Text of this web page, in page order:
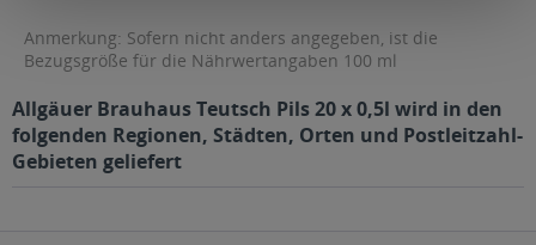
Anmerkung: Sofern nicht anders angegeben, ist die
Bezugsgröße für die Nährwertangaben 100 ml
Allgäuer Brauhaus Teutsch Pils 20 x 0,5l wird in den
folgenden Regionen, Städten, Orten und Postleitzahl-
Gebieten geliefert